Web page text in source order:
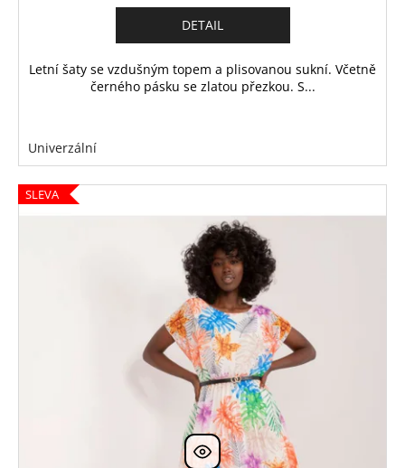
DETAIL
Letní šaty se vzdušným topem a plisovanou sukní. Včetně
černého pásku se zlatou přezkou. S...
Univerzální
SLEVA